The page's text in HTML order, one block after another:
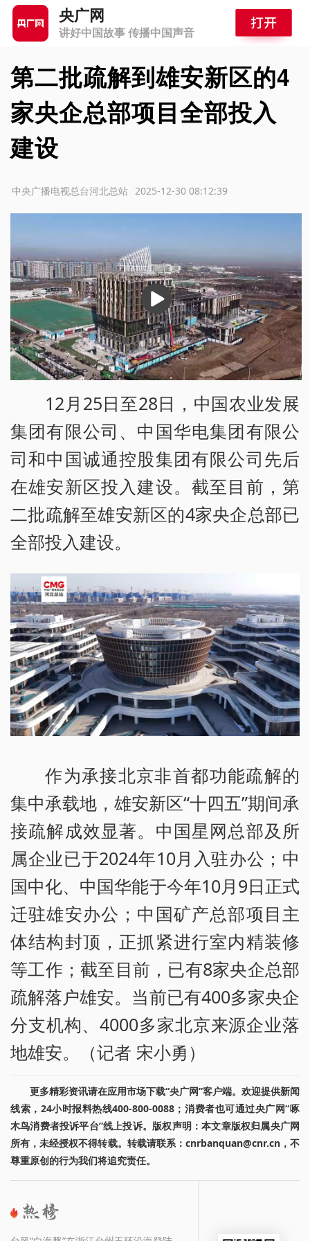
央广网
讲好中国故事 传播中国声音
第二批疏解到雄安新区的4
家央企总部项目全部投入
建设
2025-12-30 08:12:39
中央广播电视总台河北总站
播
放
12月25日至28日，中国农业发展
集团有限公司、中国华电集团有限公
司和中国诚通控股集团有限公司先后
在雄安新区投入建设。截至目前，第
二批疏解至雄安新区的4家央企总部已
全部投入建设。
作为承接北京非首都功能疏解的
集中承载地，雄安新区“十四五”期间承
接疏解成效显著。中国星网总部及所
属企业已于2024年10月入驻办公；中
国中化、中国华能于今年10月9日正式
迁驻雄安办公；中国矿产总部项目主
体结构封顶，正抓紧进行室内精装修
等工作；截至目前，已有8家央企总部
疏解落户雄安。当前已有400多家央企
分支机构、4000多家北京来源企业落
地雄安。（记者 宋小勇）
更多精彩资讯请在应用市场下载“央广网”客户端。欢迎提供新闻
线索，24小时报料热线400-800-0088；消费者也可通过央广网“啄
木鸟消费者投诉平台”线上投诉。版权声明：本文章版权归属央广网
所有，未经授权不得转载。转载请联系：cnrbanquan@cnr.cn，不
尊重原创的行为我们将追究责任。